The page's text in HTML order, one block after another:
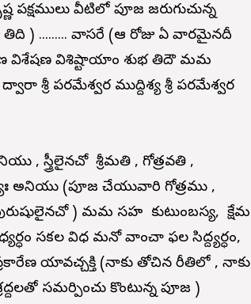
పక్షములు వీటిలో పూజ జరుగుచున్న
తిది ) ......... వాసరే (ఆ రోజు ఏ వారమైనదీ
విశేషణ విశిష్టాయాం శుభ తిదౌ మమ
శ్రీ పరమేశ్వర ముద్దిశ్య శ్రీ పరమేశ్వర
, స్త్రీలైనచో శ్రీమతి , గోత్రవతి ,
అనియు (పూజ చేయువారి గోత్రము ,
) మమ సహ కుటుంబస్య, క్షేమ
సకల విధ మనో వాంచా ఫల సిద్ద్యర్ధం,
యావచ్చక్తి (నాకు తోచిన రీతిలో , నాకు
సమర్పించు కొంటున్న పూజ )